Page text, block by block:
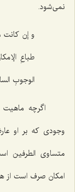
نمی‌شود.
و إن کانت
طباعِ
الوجوبِ
اگرچه
وجودی که بر او
متساوی
امکان صرف است از